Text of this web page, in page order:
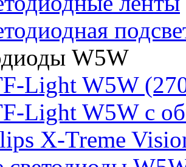
W5W
Light W5W
Light W5W с
X-Treme